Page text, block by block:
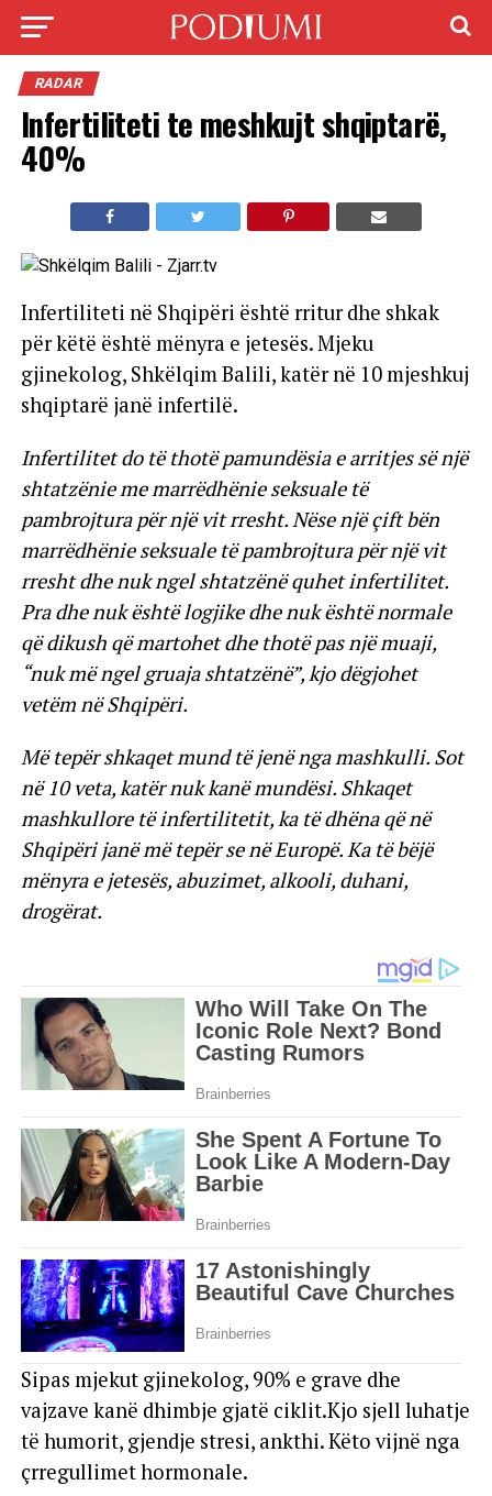
RADAR
Infertiliteti te meshkujt shqiptarë,
40%
Infertiliteti në Shqipëri është rritur dhe shkak
për këtë është mënyra e jetesës. Mjeku
gjinekolog, Shkëlqim Balili, katër në 10 mjeshkuj
shqiptarë janë infertilë.
Infertilitet do të thotë pamundësia e arritjes së një
shtatzënie me marrëdhënie seksuale të
pambrojtura për një vit rresht. Nëse një çift bën
marrëdhënie seksuale të pambrojtura për një vit
rresht dhe nuk ngel shtatzënë quhet infertilitet.
Pra dhe nuk është logjike dhe nuk është normale
që dikush që martohet dhe thotë pas një muaji,
“nuk më ngel gruaja shtatzënë”, kjo dëgjohet
vetëm në Shqipëri.
Më tepër shkaqet mund të jenë nga mashkulli. Sot
në 10 veta, katër nuk kanë mundësi. Shkaqet
mashkullore të infertilitetit, ka të dhëna që në
Shqipëri janë më tepër se në Europë. Ka të bëjë
mënyra e jetesës, abuzimet, alkooli, duhani,
drogërat.
Sipas mjekut gjinekolog, 90% e grave dhe
vajzave kanë dhimbje gjatë ciklit.Kjo sjell luhatje
të humorit, gjendje stresi, ankthi. Këto vijnë nga
çrregullimet hormonale.